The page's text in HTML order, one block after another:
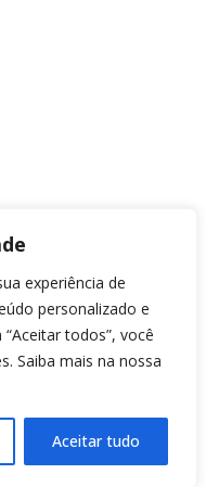
experiência de
personalizado e
todos”, você
Saiba mais na nossa
Aceitar tudo